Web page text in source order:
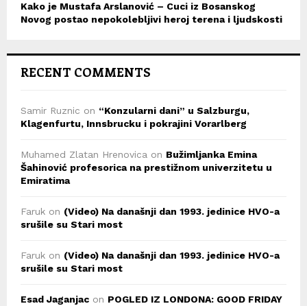
Kako je Mustafa Arslanović – Cuci iz Bosanskog
Novog postao nepokolebljivi heroj terena i ljudskosti
RECENT COMMENTS
Samir Ruznic on “Konzularni dani” u Salzburgu,
Klagenfurtu, Innsbrucku i pokrajini Vorarlberg
Muhamed Zlatan Hrenovica on Bužimljanka Emina
Šahinović profesorica na prestižnom univerzitetu u
Emiratima
Faruk on (Video) Na današnji dan 1993. jedinice HVO-a
srušile su Stari most
Faruk on (Video) Na današnji dan 1993. jedinice HVO-a
srušile su Stari most
Esad Jaganjac on POGLED IZ LONDONA: GOOD FRIDAY